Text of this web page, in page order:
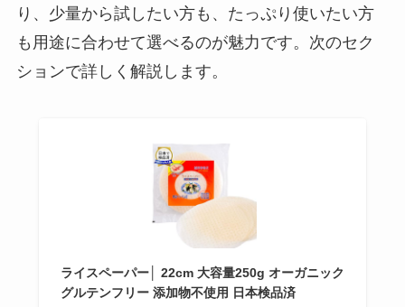
り、少量から試したい方も、たっぷり使いたい方
も用途に合わせて選べるのが魅力です。次のセク
ションで詳しく解説します。
ライスペーパー│ 22cm 大容量250g オーガニック
グルテンフリー 添加物不使用 日本検品済